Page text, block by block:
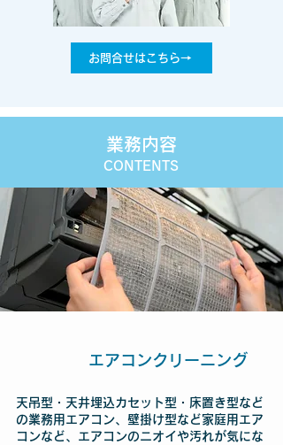
お問合せはこちら→
業務内容
CONTENTS
エアコンクリーニング
天吊型・天井埋込カセット型・床置き型など
の業務用エアコン、壁掛け型など家庭用エア
コンなど、エアコンのニオイや汚れが気にな